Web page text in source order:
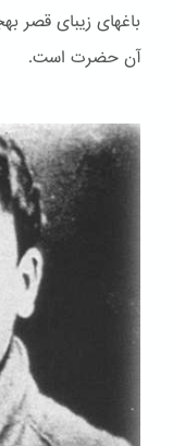
باغهای زیبای قصر
آن حضرت است.